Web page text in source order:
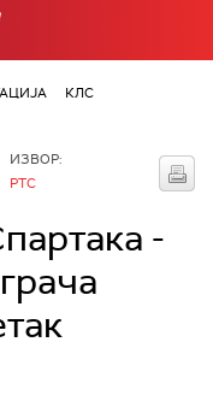
КЛС
ИЗВОР:
РТС
-